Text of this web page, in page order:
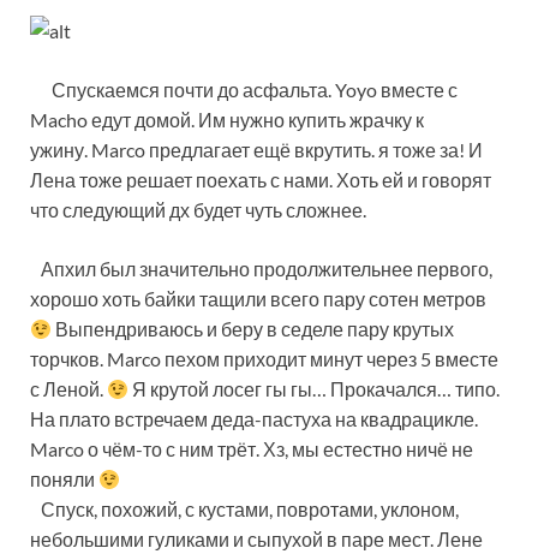
Спускаемся почти до асфальта. Yoyo вместе с
Macho едут домой. Им нужно купить жрачку к
ужину. Marco предлагает ещё вкрутить. я тоже за! И
Лена тоже решает поехать с нами. Хоть ей и говорят
что следующий дх будет чуть сложнее.
Апхил был значительно продолжительнее первого,
хорошо хоть байки тащили всего пару сотен метров
Выпендриваюсь и беру в седеле пару крутых
торчков. Marco пехом приходит минут через 5 вместе
с Леной.
Я крутой лосег гы гы… Прокачался… типо.
На плато встречаем деда-пастуха на квадрацикле.
Marco о чём-то с ним трёт. Хз, мы естестно ничё не
поняли
Спуск, похожий, с кустами, повротами, уклоном,
небольшими гуликами и сыпухой в паре мест. Лене